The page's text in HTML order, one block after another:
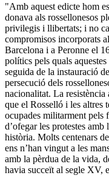
"Amb aquest edicte hom
donava als rossellonesos
privilegis i llibertats; i no
compromisos incorporats
Barcelona i a Peronne el
polítics pels quals
seguida de la instauració
persecució dels
nacionalitat. La resistència
que el Rosselló i les altres
ocupades militarment pels
d’ofegar les protestes amb
història. Molts centenars
ens n’han vingut a les
amb la pèrdua de la vida,
havia succeït al segle XV,